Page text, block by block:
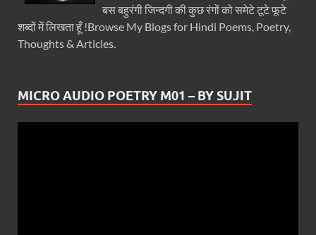
बस बहुरंगी जिन्दगी की कुछ रंगों को समेटे टूटे फूटे
शब्दों में लिखता हूँ !Browse My Blogs for Hindi Poems, Poetry,
Thoughts & Articles.
MICRO AUDIO POETRY M01 – BY SUJIT